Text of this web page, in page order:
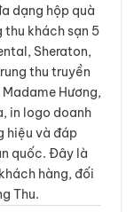
dạng hộp quà
khách sạn 5
Sheraton,
thu truyền
Hương,
in logo doanh
hiệu và đáp
quốc. Đây là
hàng, đối
Thu.